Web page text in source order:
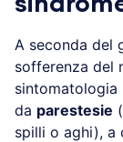
A seconda del
sofferenza del
sintomatologia
da parestesie
spilli o aghi), a